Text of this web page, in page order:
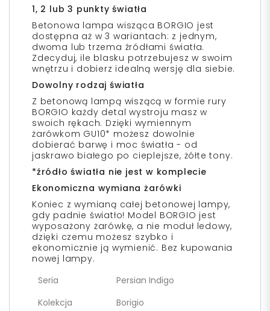
1, 2 lub 3 punkty światła
Betonowa lampa wisząca BORGIO jest
dostępna aż w 3 wariantach: z jednym,
dwoma lub trzema źródłami światła.
Zdecyduj, ile blasku potrzebujesz w swoim
wnętrzu i dobierz idealną wersję dla siebie.
Dowolny rodzaj światła
Z betonową lampą wiszącą w formie rury
BORGIO każdy detal wystroju masz w
swoich rękach. Dzięki wymiennym
żarówkom GU10* możesz dowolnie
dobierać barwę i moc światła - od
jaskrawo białego po cieplejsze, żółte tony.
*źródło światła nie jest w komplecie
Ekonomiczna wymiana żarówki
Koniec z wymianą całej betonowej lampy,
gdy padnie światło! Model BORGIO jest
wyposażony żarówkę, a nie moduł ledowy,
dzięki czemu możesz szybko i
ekonomicznie ją wymienić. Bez kupowania
nowej lampy.
Seria
Persian Indigo
Kolekcja
Borigio